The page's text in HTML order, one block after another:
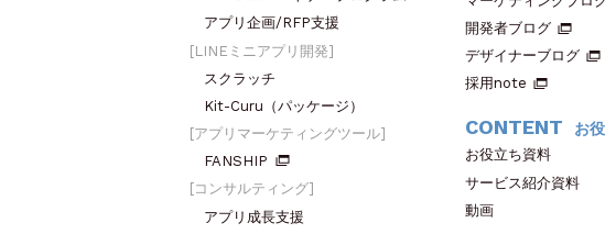
アプリ企画/RFP支援
LINEミニアプリ開発
スクラッチ
Kit-Curu（パッケージ）
アプリマーケティングツール
FANSHIP
コンサルティング
アプリ成長支援
開発者ブログ
デザイナーブログ
採用note
CONTENT お
お役立ち資料
サービス紹介資料
動画